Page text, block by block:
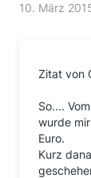
10. März
Zitat von
So....
wurde
Euro.
Kurz